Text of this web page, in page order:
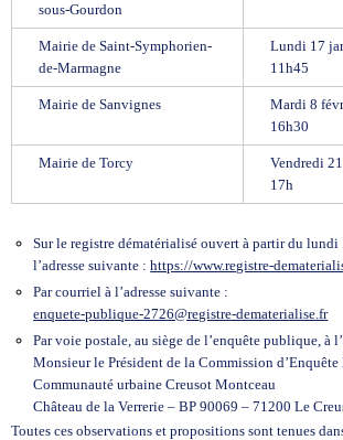
sous-Gourdon
Mairie de Saint-Symphorien-
de-Marmagne
Lundi 17
11h45
Mairie de Sanvignes
Mardi 8
16h30
Mairie de Torcy
Vendredi
17h
Sur le registre dématérialisé ouvert à partir du lundi
l’adresse suivante :https://www.registre-
Par courriel à l’adresse suivante :
enquete-publique-2726@registre-dematerialise.fr
Par voie postale, au siège de l’enquête publique, à
Monsieur le Président de la Commission
Communauté urbaine Creusot Montceau
Château de la Verrerie – BP 90069 – 71200 Le
Toutes ces observations et propositions sont tenues